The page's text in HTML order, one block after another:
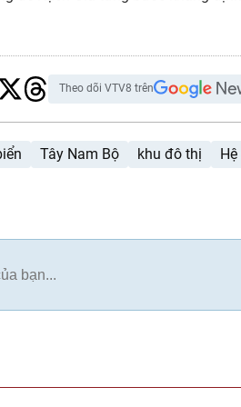
Theo dõi VTV8 trên
Tây Nam Bộ khu đô thị